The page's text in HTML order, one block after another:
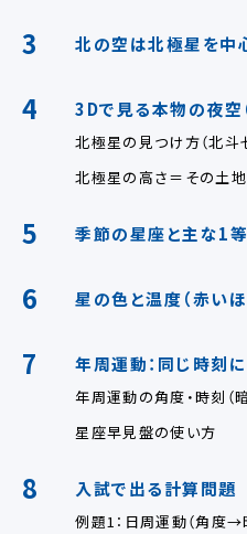
3 北の空は北極星を中
4 3Dで見る本物の夜空
北極星の見つけ方（北斗
北極星の高さ＝その土
5 季節の星座と主な1
6 星の色と温度（赤い
7 年周運動：同じ時刻
年周運動の角度・時刻（
星座早見盤の使い方
8 入試で出る計算問題
例題1：日周運動（角度→